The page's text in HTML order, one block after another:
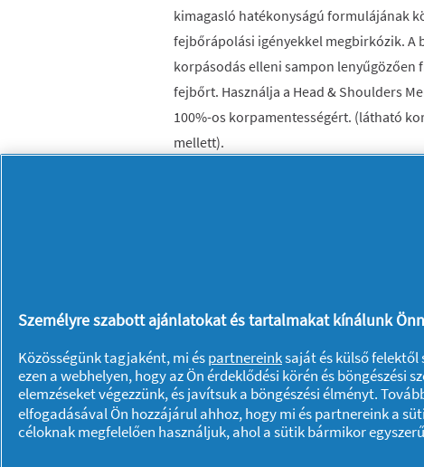
kimagasló hatékonyságú formulájának
fejbőrápolási igényekkel megbirkózik. A
korpásodás elleni sampon lenyűgözően
fejbőrt. Használja a Head & Shoulders
100%-os korpamentességért. (látható
mellett).
Rólunk P & G
Rólunk
Kapcsolatfelvétel
Személyre szabott ajánlatokat és tartalmakat kínálunk
Közösségünk tagjaként, mi éspartnereinksaját és külső
ezen a webhelyen, hogy az Ön érdeklődési körén és
elemzéseket végezzünk, és javítsuk a böngészési élményt.
elfogadásával Ön hozzájárul ahhoz, hogy mi és partnereink a
céloknak megfelelően használjuk, ahol a sütik bármikor